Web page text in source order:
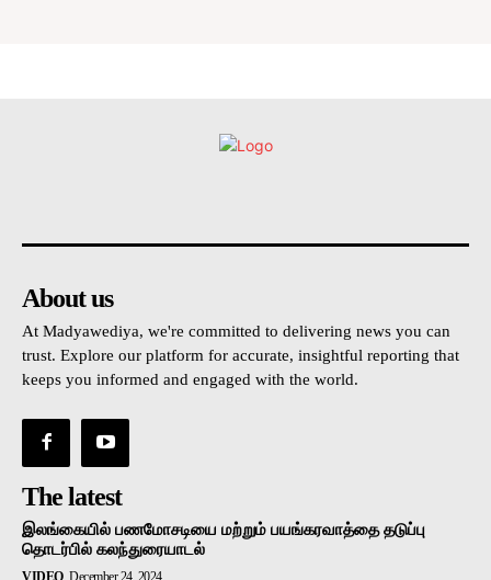
About us
At Madyawediya, we're committed to delivering news you can
trust. Explore our platform for accurate, insightful reporting that
keeps you informed and engaged with the world.
The latest
இலங்கையில் பணமோசடியை மற்றும் பயங்கரவாத்தை தடுப்பு
தொடர்பில் கலந்துரையாடல்
VIDEO December 24, 2024